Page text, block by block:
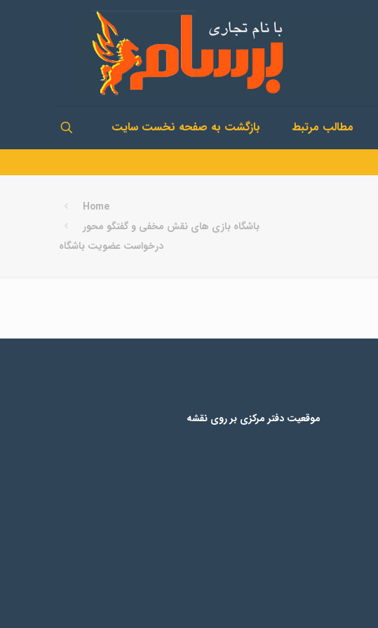
مطالب مرتبط بازگشت به صفحه نخست سایت
Home
باشگاه بازی های نقش مخفی و گفتگو محور
درخواست عضویت باشگاه
موقعیت دفتر مرکزی بر روی نقشه